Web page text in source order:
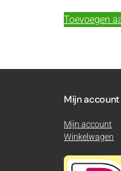
Toevoegen
Mijn account
Mijn account
Winkelwagen